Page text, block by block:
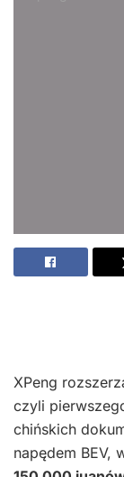
XPeng
czyli
chińskich
napędem BEV,